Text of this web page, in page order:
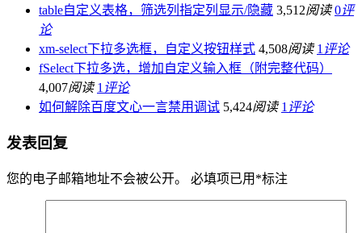
table自定义表格，筛选列指定列显示/隐藏 3,512阅读 0评
论
xm-select下拉多选框，自定义按钮样式 4,508阅读 1 评论
fSelect下拉多选，增加自定义输入框（附完整代码）
4,007阅读 1 评论
如何解除百度文心一言禁用调试 5,424阅读 1 评论
发表回复
您的电子邮箱地址不会被公开。 必填项已用 *标注